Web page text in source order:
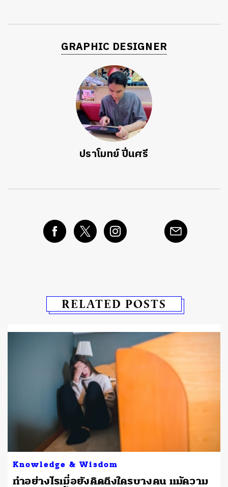
GRAPHIC DESIGNER
ปราโมทย์ ปิ่นศรี
RELATED POSTS
Knowledge & Wisdom
ทำอย่างไรเมื่อยังคิดถึงใครบางคน แม้ความ